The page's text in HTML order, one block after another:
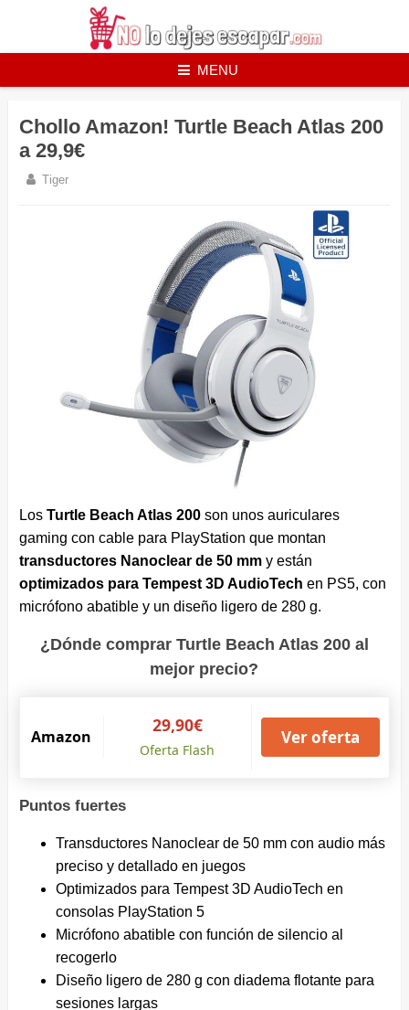
MENU
Chollo Amazon! Turtle Beach Atlas 200
a 29,9€
Tiger
Los Turtle Beach Atlas 200son unos auriculares
gaming con cable para PlayStation que montan
transductores Nanoclear de 50 mmy están
optimizados para Tempest 3D AudioTech en PS5, con
micrófono abatible y un diseño ligero de 280 g.
¿Dónde comprar Turtle Beach Atlas 200 al
mejor precio?
Amazon
29,90€
Oferta Flash
Ver oferta
Puntos fuertes
Transductores Nanoclear de 50 mm con audio más
preciso y detallado en juegos
Optimizados para Tempest 3D AudioTech en
consolas PlayStation 5
Micrófono abatible con función de silencio al
recogerlo
Diseño ligero de 280 g con diadema flotante para
sesiones largas